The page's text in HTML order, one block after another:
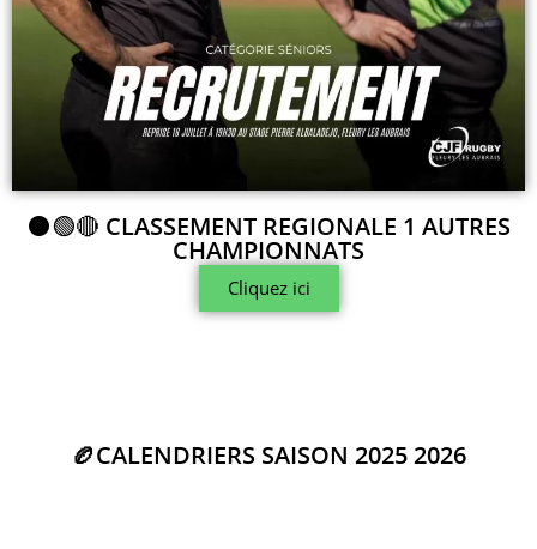
⚫🟢🔴 CLASSEMENT REGIONALE 1 AUTRES
CHAMPIONNATS
Cliquez ici
🏉CALENDRIERS SAISON 2025 2026